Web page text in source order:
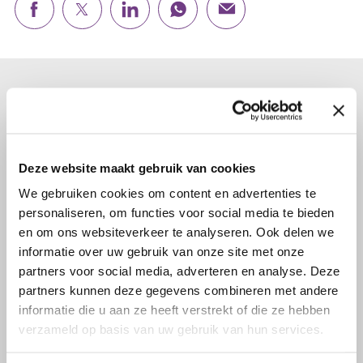
Deze website maakt gebruik van cookies
We gebruiken cookies om content en advertenties te
personaliseren, om functies voor social media te bieden
en om ons websiteverkeer te analyseren. Ook delen we
informatie over uw gebruik van onze site met onze
partners voor social media, adverteren en analyse. Deze
partners kunnen deze gegevens combineren met andere
informatie die u aan ze heeft verstrekt of die ze hebben
verzameld op basis van uw gebruik van hun services.